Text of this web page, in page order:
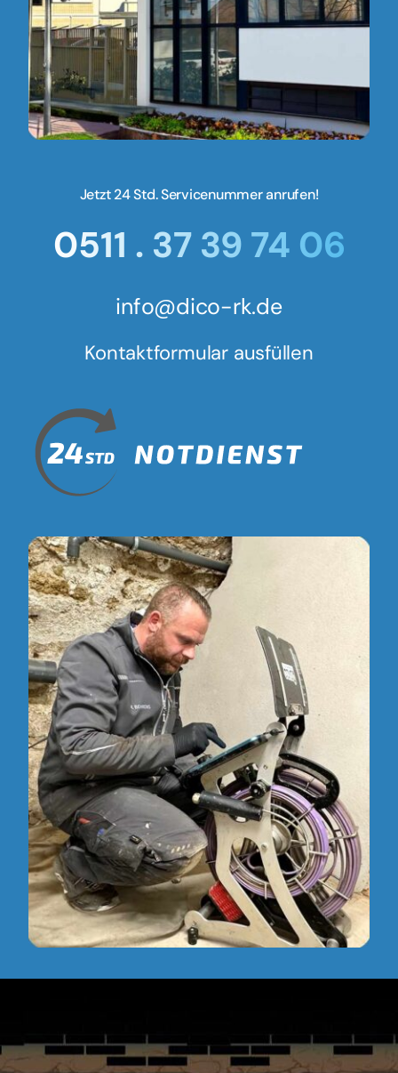
Jetzt 24 Std. Servicenummer anrufen!
0511 . 37 39 74 06
info@dico-rk.de
Kontaktformular ausfüllen